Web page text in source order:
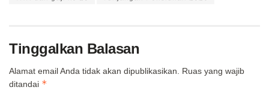
Tinggalkan Balasan
Alamat email Anda tidak akan dipublikasikan.
Ruas yang wajib
ditandai *